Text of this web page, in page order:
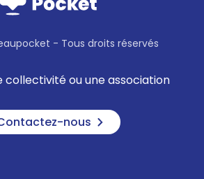
- Tous droits réservés
collectivité ou une association
nous